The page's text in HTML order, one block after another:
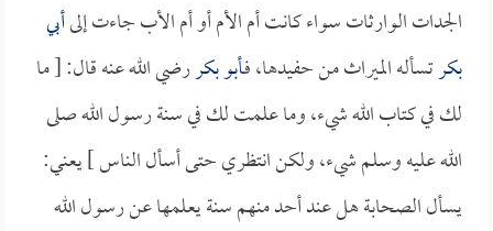
الجدات الوارثات سواء كانت أم الأم أو أم الأب جاءت إلىأبي
بكرتسأله الميراث من حفيدها، فـأبو بكررضي الله عنه قال: [ ما
لك في كتاب الله شيء، وما علمت لك في سنة رسول الله صلى
الله عليه وسلم شيء، ولكن انتظري حتى أسأل الناس ] يعني:
يسأل الصحابة هل عند أحد منهم سنة يعلمها عن رسول الله